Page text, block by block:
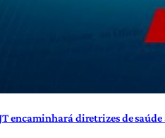
encaminhará diretrizes de